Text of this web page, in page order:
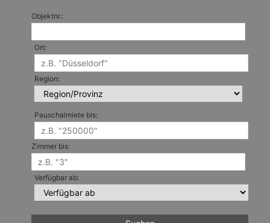
Objektnr.:
Ort:
Region:
Pauschalmiete bis:
Zimmer bis:
Verfügbar ab: